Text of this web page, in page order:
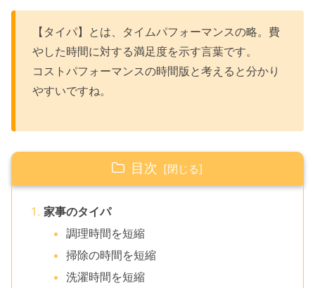
【タイパ】とは、タイムパフォーマンスの略。費
やした時間に対する満足度を示す言葉です。
コストパフォーマンスの時間版と考えると分かり
やすいですね。
目次
家事のタイパ
調理時間を短縮
掃除の時間を短縮
洗濯時間を短縮